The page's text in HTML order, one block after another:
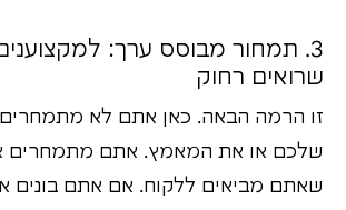
3. תמחור מבוסס ערך:
שרואים רחוק
זו הרמה הבאה. כאן אתם לא
שלכם או את המאמץ. אתם
שאתם מביאים ללקוח. אם אתם בונים